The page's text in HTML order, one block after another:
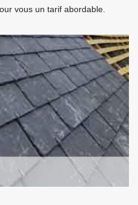
vous un tarif abordable.